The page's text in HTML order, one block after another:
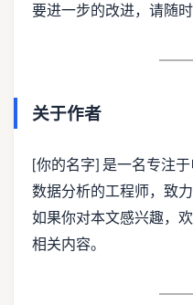
要进一步的改进，请随时
关于作者
[你的名字] 是一名专注
数据分析的工程师，致
如果你对本文感兴趣，
相关内容。